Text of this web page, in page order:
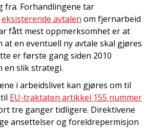
fra. Forhandlingene tar
eksisterende avtalen om fjernarbeid
fått mest oppmerksomhet er at
at en eventuell ny avtale skal gjøres
er første gang siden 2010
en slik strategi.
i arbeidslivet kan gjøres om til
EU-traktaten artikkel 155 nummer
tre ganger tidligere. Direktivene
ansettelser og foreldrepermisjon